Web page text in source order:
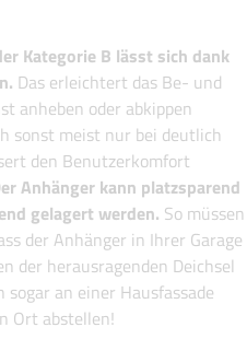
Kategorie B lässt sich dank
Das erleichtert das Be- und
anheben oder abkippen
sonst meist nur bei deutlich
den Benutzerkomfort
Anhänger kann platzsparend
gelagert werden. So müssen
der Anhänger in Ihrer Garage
der herausragenden Deichsel
an einer Hausfassade
Ort abstellen!